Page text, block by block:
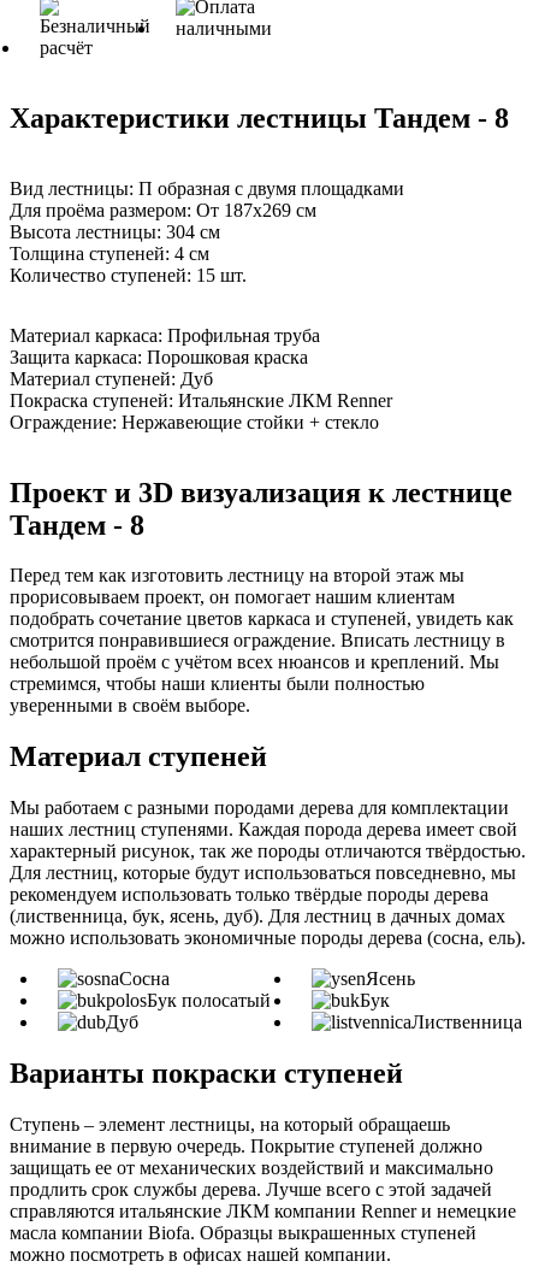
Характеристики лестницы Тандем - 8
Вид лестницы: П образная с двумя площадками
Для проёма размером: От 187х269 см
Высота лестницы: 304 см
Толщина ступеней: 4 см
Количество ступеней: 15 шт.
Материал каркаса: Профильная труба
Защита каркаса: Порошковая краска
Материал ступеней: Дуб
Покраска ступеней: Итальянские ЛКМ Renner
Ограждение: Нержавеющие стойки + стекло
Проект и 3D визуализация к лестнице
Тандем - 8
Перед тем как изготовить лестницу на второй этаж мы
прорисовываем проект, он помогает нашим клиентам
подобрать сочетание цветов каркаса и ступеней, увидеть как
смотрится понравившиеся ограждение. Вписать лестницу в
небольшой проём с учётом всех нюансов и креплений. Мы
стремимся, чтобы наши клиенты были полностью
уверенными в своём выборе.
Материал ступеней
Мы работаем с разными породами дерева для комплектации
наших лестниц ступенями. Каждая порода дерева имеет свой
характерный рисунок, так же породы отличаются твёрдостью.
Для лестниц, которые будут использоваться повседневно, мы
рекомендуем использовать только твёрдые породы дерева
(лиственница, бук, ясень, дуб). Для лестниц в дачных домах
можно использовать экономичные породы дерева (сосна, ель).
Сосна
Ясень
Бук полосатый
Бук
Дуб
Лиственница
Варианты покраски ступеней
Ступень – элемент лестницы, на который обращаешь
внимание в первую очередь. Покрытие ступеней должно
защищать ее от механических воздействий и максимально
продлить срок службы дерева. Лучше всего с этой задачей
справляются итальянские ЛКМ компании Renner и немецкие
масла компании Biofa. Образцы выкрашенных ступеней
можно посмотреть в офисах нашей компании.